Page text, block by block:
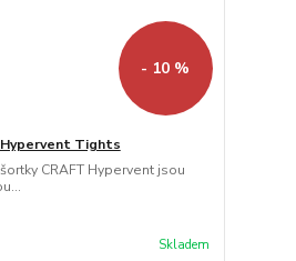
- 10 %
Tights
CRAFT Hypervent jsou
Skladem